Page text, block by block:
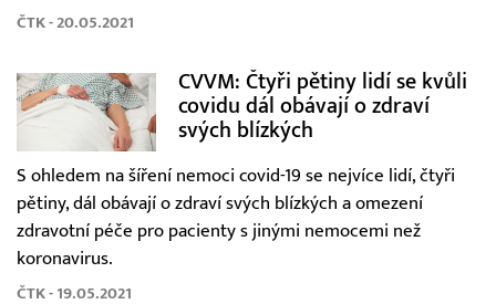
ČTK - 20.05.2021
CVVM: Čtyři pětiny lidí se kvůli
covidu dál obávají o zdraví
svých blízkých
S ohledem na šíření nemoci covid-19 se nejvíce lidí, čtyři
pětiny, dál obávají o zdraví svých blízkých a omezení
zdravotní péče pro pacienty s jinými nemocemi než
koronavirus.
ČTK - 19.05.2021